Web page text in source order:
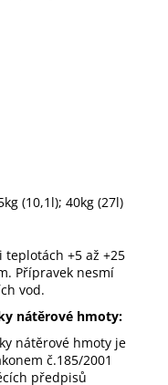
(10,1l); 40kg (27l)
+5 až +25
Přípravek nesmí
vod.
nátěrové hmoty:
nátěrové hmoty je
č.185/2001
předpisů